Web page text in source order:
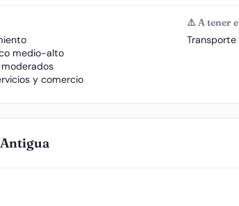
medio-alto
y comercio
⚠️ A tener